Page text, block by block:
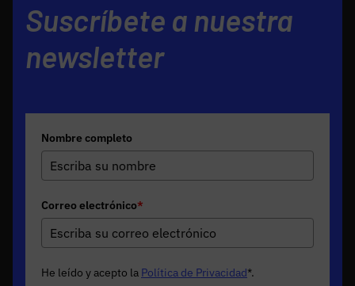
Suscríbete a nuestra
newsletter
Nombre completo
Correo electrónico*
He leído y acepto la Política de Privacidad*.